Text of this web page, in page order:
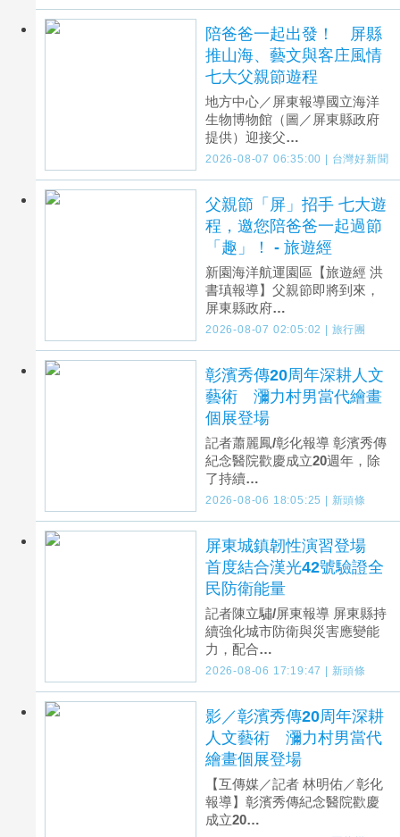
陪爸爸一起出發！ 屏縣
推山海、藝文與客庄風情
七大父親節遊程
地方中心／屏東報導國立海洋
生物博物館（圖／屏東縣政府
提供）迎接父…
2026-08-07 06:35:00 | 台灣好新聞
父親節「屏」招手 七大遊
程，邀您陪爸爸一起過節
「趣」！ - 旅遊經
新園海洋航運園區【旅遊經 洪
書瑱報導】父親節即將到來，
屏東縣政府…
2026-08-07 02:05:02 | 旅行團
彰濱秀傳20周年深耕人文
藝術 瀰力村男當代繪畫
個展登場
記者蕭麗鳳/彰化報導 彰濱秀傳
紀念醫院歡慶成立20週年，除
了持續…
2026-08-06 18:05:25 | 新頭條
屏東城鎮韌性演習登場
首度結合漢光42號驗證全
民防衛能量
記者陳立驌/屏東報導 屏東縣持
續強化城市防衛與災害應變能
力，配合…
2026-08-06 17:19:47 | 新頭條
影／彰濱秀傳20周年深耕
人文藝術 瀰力村男當代
繪畫個展登場
【互傳媒／記者 林明佑／彰化
報導】彰濱秀傳紀念醫院歡慶
成立20…